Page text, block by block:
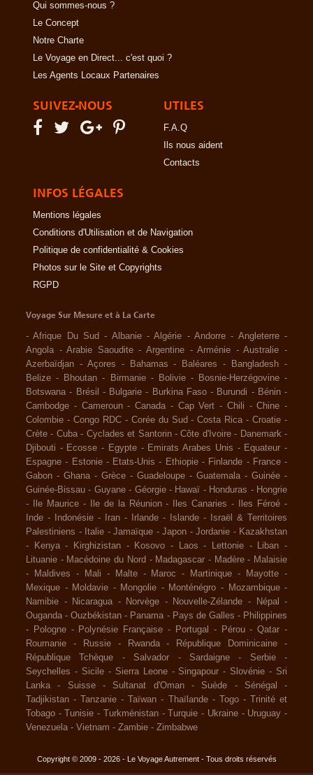
Qui sommes-nous ?
Le Concept
Notre Charte
Le Voyage en Direct... c'est quoi ?
Les Agents Locaux Partenaires
SUIVEZ-NOUS UTILES
F.A.Q
Ils nous aident
Contacts
INFOS LÉGALES
Mentions légales
Conditions d'Utilisation et de Navigation
Politique de confidentialité & Cookies
Photos sur le Site et Copyrights
RGPD
Voyage Sur Mesure et à La Carte
-Afrique Du Sud - Albanie -Algérie -Andorre - Angleterre -
Angola -Arabie Saoudite -Argentine -Arménie -Australie -
Azerbaïdjan - Açores - Bahamas - Baléares - Bangladesh -
Belize - Bhoutan - Birmanie - Bolivie - Bosnie-Herzégovine -
Botswana - Brésil - Bulgarie - Burkina Faso - Burundi - Bénin -
Cambodge - Cameroun - Canada - Cap Vert - Chili -Chine -
Colombie - Congo RDC - Corée du Sud -Costa Rica -Croatie -
Crète - Cuba - Cyclades et Santorin -Côte d'Ivoire - Danemark -
Djibouti - Ecosse - Egypte - Emirats Arabes Unis - Equateur -
Espagne - Estonie - Etats-Unis - Ethiopie - Finlande - France -
Gabon - Ghana - Grèce - Guadeloupe - Guatemala - Guinée -
Guinée-Bissau - Guyane - Géorgie - Hawaï - Honduras - Hongrie
-
Ile Maurice - Ile de la Réunion - Iles Canaries - Iles Féroé -
Inde - Indonésie - Iran - Irlande - Islande -
Israël & Territoires
Palestiniens - Italie - Jamaïque - Japon - Jordanie - Kazakhstan
-
Kenya - Kirghizistan - Kosovo - Laos - Lettonie - Liban -
Lituanie - Macédoine du Nord - Madagascar - Madère - Malaisie
-
Maldives - Mali - Malte - Maroc - Martinique - Mayotte -
Mexique - Moldavie - Mongolie - Monténégro - Mozambique -
Namibie - Nicaragua - Norvège - Nouvelle-Zélande - Népal
-
Ouganda -Ouzbékistan - Panama - Pays de Galles - Philippines
-
Pologne - Polynésie Française - Portugal - Pérou -Qatar -
Roumanie
- Russie - Rwanda - République Dominicaine
-
République Tchèque
- Salvador - Sardaigne - Serbie
-
Seychelles - Sicile - Sierra Leone - Singapour - Slovénie - Sri
Lanka
- Suisse - Sultanat d'Oman - Suède - Sénégal
-
Tadjikistan - Tanzanie - Taïwan - Thaïlande - Togo -
Trinité et
Tobago - Tunisie - Turkménistan - Turquie - Ukraine - Uruguay -
Venezuela - Vietnam - Zambie - Zimbabwe
Copyright © 2009 - 2026 - Le Voyage Autrement - Tous droits réservés